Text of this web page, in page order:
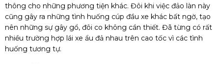
thông cho những phương tiện khác. Đôi khi việc đảo làn này
cũng gây ra những tình huống cúp đầu xe khác bất ngờ, tạo
nên những sự gây gổ, đôi co không cần thiết. Đã từng có rất
nhiều trường hợp lái xe ẩu đả nhau trên cao tốc vì các tình
huống tương tự.